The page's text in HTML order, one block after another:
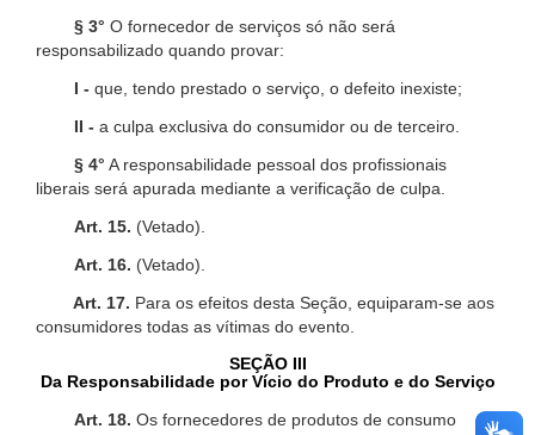
§ 3° O fornecedor de serviços só não será
responsabilizado quando provar:
I - que, tendo prestado o serviço, o defeito inexiste;
II - a culpa exclusiva do consumidor ou de terceiro.
§ 4° A responsabilidade pessoal dos profissionais
liberais será apurada mediante a verificação de culpa.
Art. 15. (Vetado).
Art. 16. (Vetado).
Art. 17. Para os efeitos desta Seção, equiparam-se aos
consumidores todas as vítimas do evento.
SEÇÃO III
Da Responsabilidade por Vício do Produto e do Serviço
Art. 18. Os fornecedores de produtos de consumo